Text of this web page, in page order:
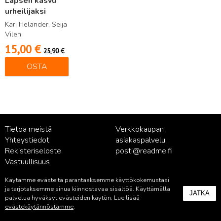
urheilijaksi
Kari Helander, Seija
Vilen
15,00 € 25,90€
OSTA
Tietoa meistä
Yhteystiedot
Rekisteriseloste
Vastuullisuus
Verkkokaupan
asiakaspalvelu:
posti@readme.fi
Kustantamon asiakaspalvelu:
palvelu@readme.fi
Käytämme evästeitä parantaaksemme käyttökokemustasi
ja tarjotaksemme sinua kiinnostavaa sisältöä. Käyttämällä
palvelua hyväksyt evästeiden käytön. Lue lisää
evästekäytännöstämme.
JATKA